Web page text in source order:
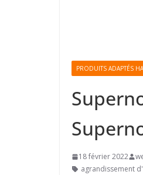
PRODUITS ADAPTÉS
18 février 2022
agrandissement